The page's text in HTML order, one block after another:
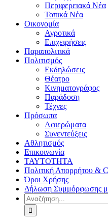
Περιφερειακά Νέα
Τοπικά Νέα
Οικονομία
Αγροτικά
Επιχειρήσεις
Παραπολιτικά
Πολιτισμός
Εκδηλώσεις
Θέατρο
Κινηματογράφος
Παράδοση
Τέχνες
Πρόσωπα
Αφιερώματα
Συνεντεύξεις
Αθλητισμός
Επικοινωνία
ΤΑΥΤΟΤΗΤΑ
Πολιτική Απορρήτου &
Όροι Χρήσης
Δήλωση Συμμόρφωσης
Αναζήτηση
για: